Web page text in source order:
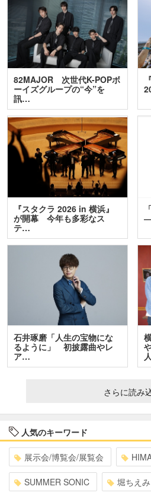
82MAJOR 次世代K-POPボ
ーイズグループの“今”を
訊…
『スタクラ 2026 in 横浜』
が開幕 今年も多彩なス
テ…
石井琢磨「人生の宝物にな
るように」 初披露曲やレ
ア…
さらに読み
人気のキーワード
展示会/博覧会/展覧会
SUMMER SONIC 堀ちえみ